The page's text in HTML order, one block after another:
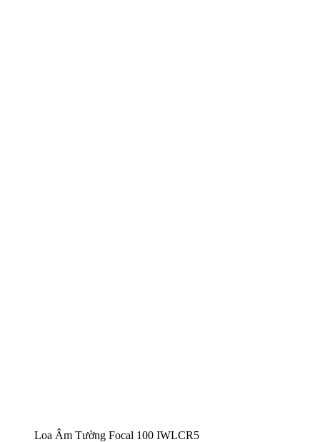
Loa Âm Tường Focal 100 IWLCR5